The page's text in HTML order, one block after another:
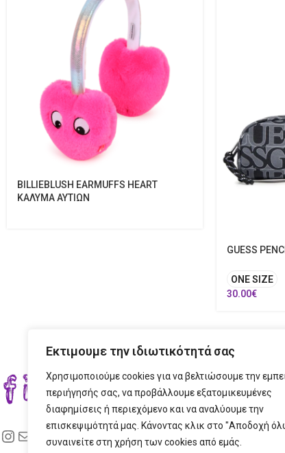
Εκτιμουμε την ιδιωτικότητά σας
Χρησιμοποιούμε cookies για να βελτιώσουμε την
περιήγησής σας, να προβάλλουμε εξατομικευμένες
διαφημίσεις ή περιεχόμενο και να αναλύουμε την
επισκεψιμότητά μας. Κάνοντας κλικ στο "Αποδοχή
συναινείτε στη χρήση των cookies από εμάς.
BILLIEBLUSH EARMUFFS HEART
ΚΑΛΥΜΑ ΑΥΤΙΩΝ
GUESS
ONE SIZE
30.00€